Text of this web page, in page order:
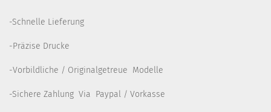
-Schnelle Lieferung
-Präzise Drucke
-Vorbildliche / Originalgetreue Modelle
-Sichere Zahlung Via Paypal / Vorkasse